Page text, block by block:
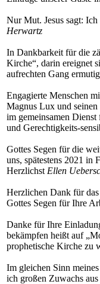
Nur Mut. Jesus sagt:
Herwartz
In Dankbarkeit für die
Kirche“, darin ereignet
aufrechten Gang
Engagierte Menschen
Magnus Lux und
im gemeinsamen
und Gerechtigkeits-
Gottes Segen für die
uns, spätestens 2021 in
Herzlichst Ellen
Herzlichen Dank für
Gottes Segen für Ihre
Danke für Ihre
bekämpfen heißt auf
prophetische Kirche zu
Im gleichen Sinn
ich großen Zuwachs